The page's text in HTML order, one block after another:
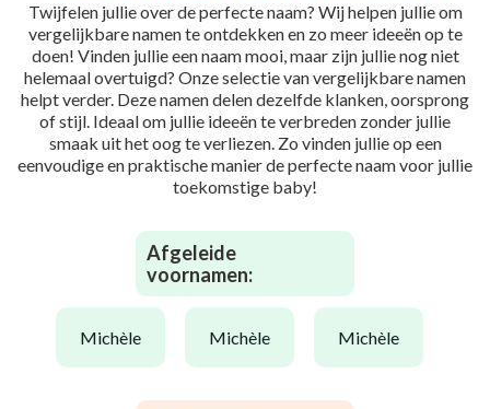
Twijfelen jullie over de perfecte naam? Wij helpen jullie om
vergelijkbare namen te ontdekken en zo meer ideeën op te
doen! Vinden jullie een naam mooi, maar zijn jullie nog niet
helemaal overtuigd? Onze selectie van vergelijkbare namen
helpt verder. Deze namen delen dezelfde klanken, oorsprong
of stijl. Ideaal om jullie ideeën te verbreden zonder jullie
smaak uit het oog te verliezen. Zo vinden jullie op een
eenvoudige en praktische manier de perfecte naam voor jullie
toekomstige baby!
Afgeleide
voornamen:
michèle michèle michèle